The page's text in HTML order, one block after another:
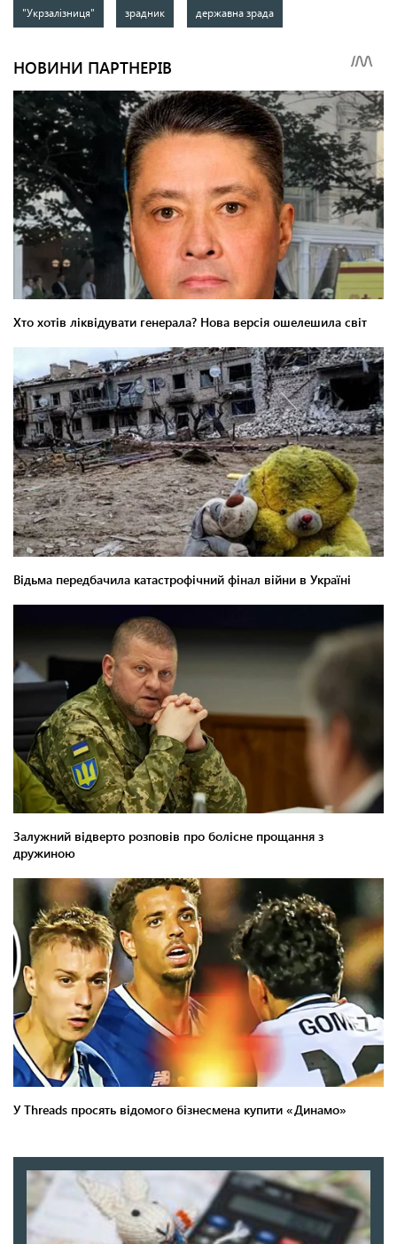
"Укрзалізниця" зрадник державна зрада